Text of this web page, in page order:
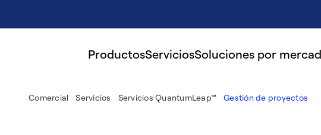
ProductosServiciosSoluciones por
Comercial Servicios Servicios QuantumLeap™ Gestión de proyectos